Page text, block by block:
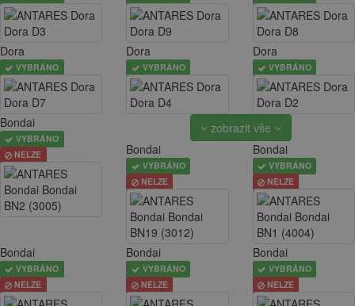
Dora
VYBRÁNO
Dora
VYBRÁNO
Dora
VYBRÁNO
Bondai
VYBRÁNO
NELZE
zobrazit vše
Bondai
VYBRÁNO
NELZE
Bondai
VYBRÁNO
NELZE
Bondai
VYBRÁNO
NELZE
Bondai
VYBRÁNO
NELZE
Bondai
VYBRÁNO
NELZE